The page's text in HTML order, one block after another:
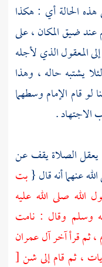
هذه الحالة أي : هكذا
ضيق المكان ، على
المعقول الذي لأجله
يشتبه حاله ، وهذا
لو قام الإمام وسطهما
الاجتهاد .
الصلاة يقف عن
عنهما أنه قال {بت
الله صلى الله عليه
وسلم وقال : نامت
ثم قرأ آخر آل عمران
، ثم قام إلى شن[